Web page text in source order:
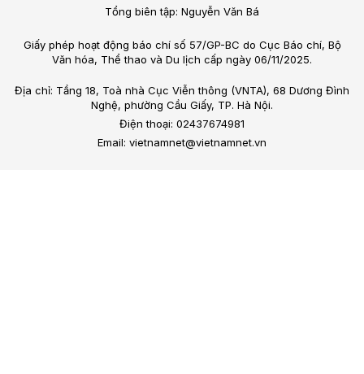
Tổng biên tập: Nguyễn Văn Bá
Giấy phép hoạt động báo chí số 57/GP-BC do Cục Báo chí, Bộ
Văn hóa, Thể thao và Du lịch cấp ngày 06/11/2025.
Địa chỉ: Tầng 18, Toà nhà Cục Viễn thông (VNTA), 68 Dương Đình
Nghệ, phường Cầu Giấy, TP. Hà Nội.
Điện thoại: 02437674981
Email: vietnamnet@vietnamnet.vn